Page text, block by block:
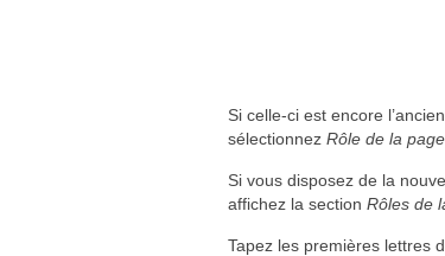
Si celle-ci est encore
sélectionnez Rôle de la page
Si vous disposez de la
affichez la section Rôles de
Tapez les premières lettres